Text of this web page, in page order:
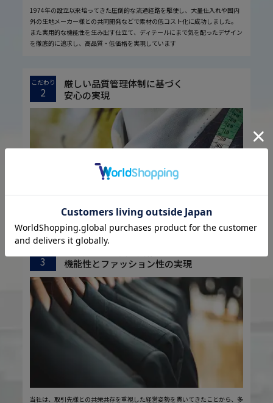
1974年の設立以来培ってきた圧倒的な流通経路を駆使し、大量仕入れや国内
外の生地メーカー様との共同開発などで素材の低コスト化に成功しました。
また実用的な機能性を生み出す仕立て、ディテールにまで気を配ったデザイン
を徹底的に追求し、高品質・低価格を実現しています
こだわり
2
厳しい品質管理体制に基づく
安心の実現
3
機能性とファッション性の実現
当社は、取引先様との共栄共存を重視した経営姿勢を貫いてきたことから、多